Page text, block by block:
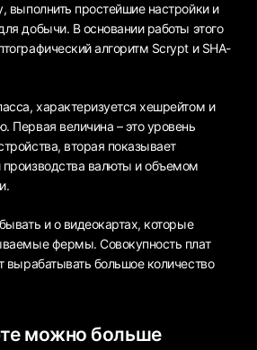
выполнить простейшие настройки и
добычи. В основании работы этого
алгоритм Scrypt и SHA-
характеризуется хешрейтом и
Первая величина – это уровень
вторая показывает
производства валюты и объемом
и о видеокартах, которые
фермы. Совокупность плат
вырабатывать большое количество
можно больше